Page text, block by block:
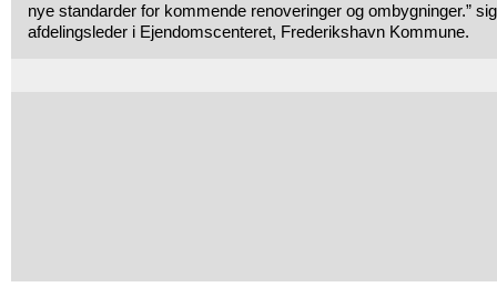
nye standarder for kommende renoveringer og ombygninger.”
afdelingsleder i Ejendomscenteret, Frederikshavn Kommune.